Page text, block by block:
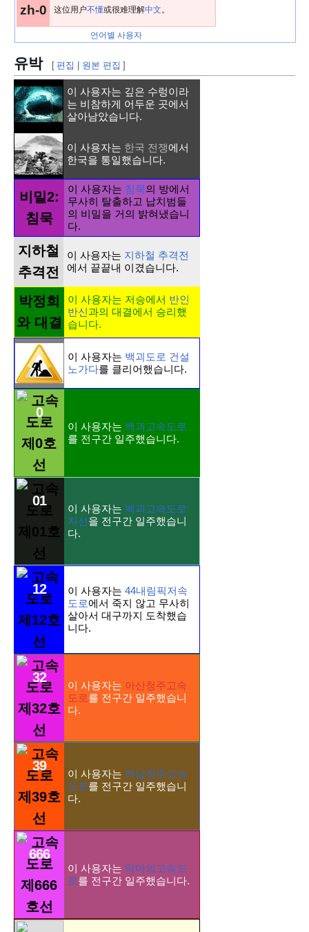
zh-0 这位用户不懂或很难理解中文。
언어별 사용자
유박 [ 편집 | 원본 편집 ]
이 사용자는 깊은 수렁이라
는 비참하게 어두운 곳에서
살아남았습니다.
이 사용자는 한국 전쟁에서
한국을 통일했습니다.
비밀2:
침묵
이 사용자는 침묵의 방에서
무사히 탈출하고 납치범들
의 비밀을 거의 밝혀냈습니
다.
지하철
추격전
이 사용자는 지하철 추격전
에서 끝끝내 이겼습니다.
박정희
와 대결
이 사용자는 저승에서 반인
반신과의 대결에서 승리했
습니다.
이 사용자는 백괴도로 건설
노가다를 클리어했습니다.
0
이 사용자는 백괴고속도로
를 전구간 일주했습니다.
01
이 사용자는 백괴고속도로
지선을 전구간 일주했습니
다.
12 이 사용자는 44내림픽저속
도로에서 죽지 않고 무사히
살아서 대구까지 도착했습
니다.
32
이 사용자는 아산청주고속
도로를 전구간 일주했습니
다.
39
이 사용자는 하남청주고속
도로를 전구간 일주했습니
다.
666
이 사용자는 악마의고속도
로를 전구간 일주했습니다.